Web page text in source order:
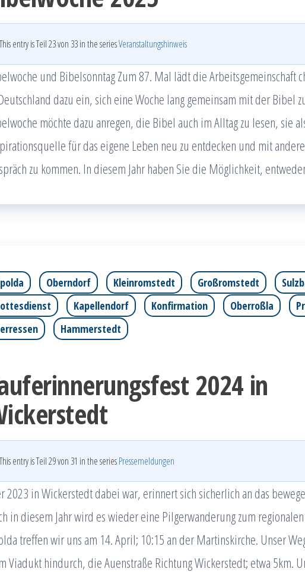
This entry is Teil 23 von 33 in the seriesVeranstaltungshinweis
und Bibelsonntag Zum 87. Mal lädt die Arbeitsgemeinschaft
dazu ein, sich eine Woche lang gemeinsam mit der Bibel
möchte dazu anregen, die Bibel auch im Alltag zu lesen, sie
für das eigene Leben neu zu entdecken und mit
zu kommen. In diesem Jahr haben Sie die Möglichkeit,
Oberndorf Kleinromstedt Großromstedt
Kapellendorf Konfirmation Oberroßla
Hammerstedt
2024 in
This entry is Teil 29 von 31 in the seriesPressemeldungen
2023 in Wickerstedt dabei war, erinnert sich sicherlich an das
in diesem Jahr wird es wieder eine Pilgerwanderung zum
treffen wir uns am 14. April; 10:15 an der Martinskirche. Unser
Viadukt hindurch, die Auenstraße Richtung Wickerstedt; etwa 5km.